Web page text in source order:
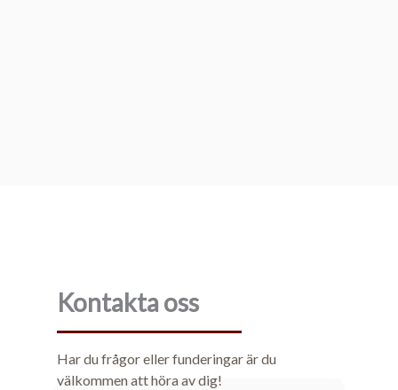
Kontakta oss
Har du frågor eller funderingar är du
välkommen att höra av dig!